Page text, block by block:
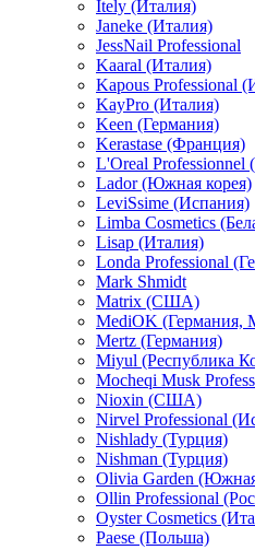
Itely (Италия)
Janeke (Италия)
JessNail Professional
Kaaral (Италия)
Kapous Professional
KayPro (Италия)
Keen (Германия)
Kerastase (Франция)
L'Oreal Professionnel
Lador (Южная корея)
LeviSsime (Испания)
Limba Cosmetics
Lisap (Италия)
Londa Professional
Mark Shmidt
Matrix (США)
MediOK (Германия,
Mertz (Германия)
Miyul (Республика
Mocheqi Musk
Nioxin (США)
Nirvel Professional
Nishlady (Турция)
Nishman (Турция)
Olivia Garden
Ollin Professional
Oyster Cosmetics
Paese (Польша)